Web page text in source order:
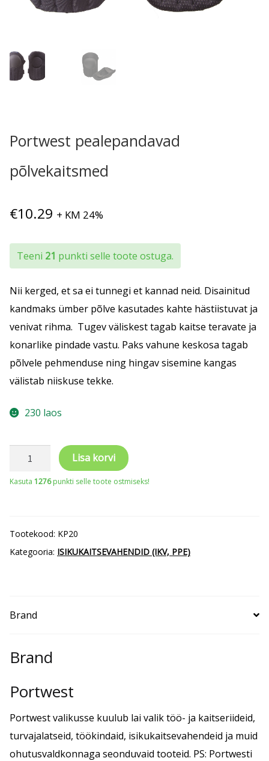
Portwest pealepandavad
põlvekaitsmed
€10.29 + KM 24%
Teeni 21 punkti selle toote ostuga.
Nii kerged, et sa ei tunnegi et kannad neid. Disainitud
kandmaks ümber põlve kasutades kahte hästiistuvat ja
venivat rihma. Tugev väliskest tagab kaitse teravate ja
konarlike pindade vastu. Paks vahune keskosa tagab
põlvele pehmenduse ning hingav sisemine kangas
välistab niiskuse tekke.
230 laos
Portwest
pealepandavad
põlvekaitsmed
Lisa korvi
Kasuta 1276punkti selle toote ostmiseks!
Tootekood: KP20
Kategooria: ISIKUKAITSEVAHENDID (IKV, PPE)
Brand
Brand
Portwest
Portwest valikusse kuulub lai valik töö- ja kaitseriideid,
turvajalatseid, töökindaid, isikukaitsevahendeid ja muid
ohutusvaldkonnaga seonduvaid tooteid. PS: Portwesti